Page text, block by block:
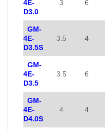
4E-
D3.0
3 6
GM-
4E-
D3.5S
3.5 4
GM-
4E-
D3.5
3.5 6
GM-
4E-
D4.0S
4 4